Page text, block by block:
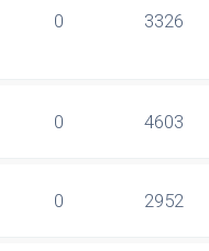
0 3326
0 4603
0 2952